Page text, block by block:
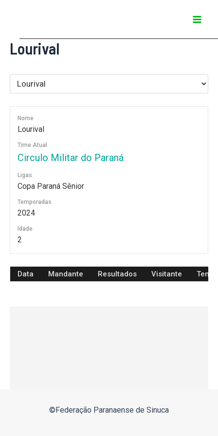
conteúdo
Lourival
Nome
Lourival
Time Atual
Circulo Militar do Paraná
Ligas
Copa Paraná Sênior
Temporadas
2024
Idade
2
Data Mandante Resultados Visitante
©Federação Paranaense de Sinuca